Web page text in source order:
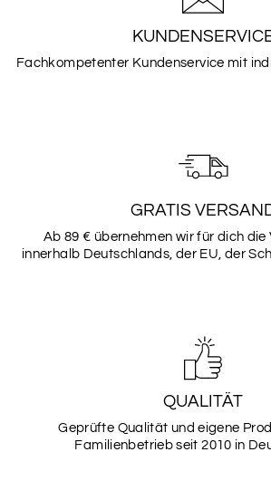
1
3
Fachkompetenter Kundenservice mit
GRATIS
Ab 89 € übernehmen wir für dich die
innerhalb Deutschlands, der EU, der
QUALITÄT
Geprüfte Qualität und eigene
Familienbetrieb seit 2010 in